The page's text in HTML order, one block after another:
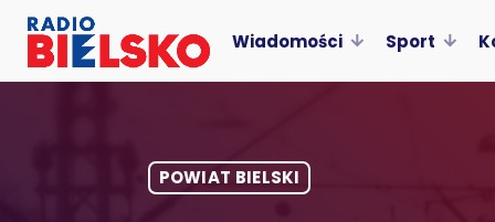
Wiadomości Sport
POWIAT BIELSKI